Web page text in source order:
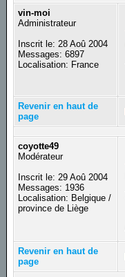
vin-moi
Administrateur
Inscrit le: 28 Aoû 2004
Messages: 6897
Localisation: France
Revenir en haut de
page
coyotte49
Modérateur
Inscrit le: 29 Aoû 2004
Messages: 1936
Localisation: Belgique /
province de Liège
Revenir en haut de
page